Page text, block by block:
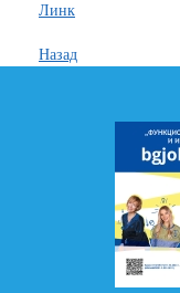
Линк
Назад